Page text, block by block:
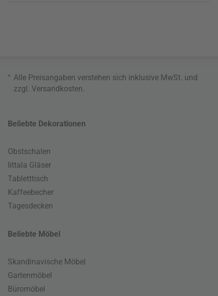
* Alle Preisangaben verstehen sich inklusive MwSt. und
zzgl. Versandkosten
Beliebte Dekorationen
Obstschalen
Iittala Gläser
Tabletttisch
Kaffeebecher
Tagesdecken
Beliebte Möbel
Skandinavische Möbel
Gartenmöbel
Büromöbel